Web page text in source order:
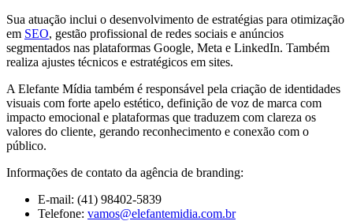
Sua atuação inclui o desenvolvimento de estratégias para otimização
em SEO, gestão profissional de redes sociais e anúncios
segmentados nas plataformas Google, Meta e LinkedIn. Também
realiza ajustes técnicos e estratégicos em sites.
A Elefante Mídia também é responsável pela criação de identidades
visuais com forte apelo estético, definição de voz de marca com
impacto emocional e plataformas que traduzem com clareza os
valores do cliente, gerando reconhecimento e conexão com o
público.
Informações de contato da agência de branding:
E-mail: (41) 98402-5839
Telefone: vamos@elefantemidia.com.br